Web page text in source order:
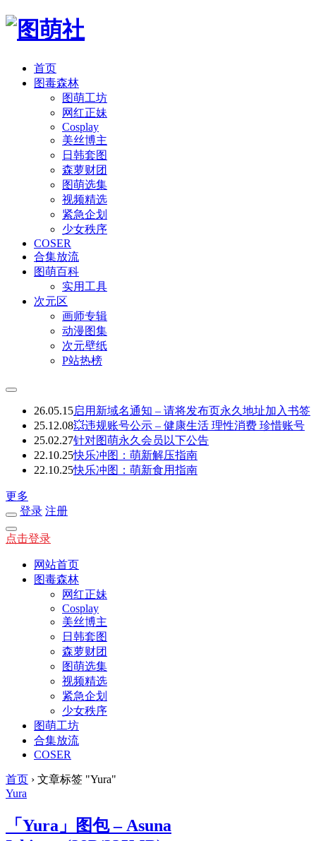
首页
图毒森林
图萌工坊
网红正妹
Cosplay
美丝博主
日韩套图
森萝财团
图萌选集
视频精选
紧急企划
少女秩序
COSER
合集放流
图萌百科
实用工具
次元区
画师专辑
动漫图集
次元壁纸
P站热榜
26.05.15启用新域名通知 – 请将发布页永久地址加入书签
25.12.08💥违规账号公示 – 健康生活 理性消费 珍惜账号
25.02.27针对图萌永久会员以下公告
22.10.25快乐冲图：萌新解压指南
22.10.25快乐冲图：萌新食用指南
更多
登录 注册
点击登录
网站首页
图毒森林
网红正妹
Cosplay
美丝博主
日韩套图
森萝财团
图萌选集
视频精选
紧急企划
少女秩序
图萌工坊
合集放流
COSER
首页 › 文章标签 "Yura"
Yura
「Yura」图包 – Asuna